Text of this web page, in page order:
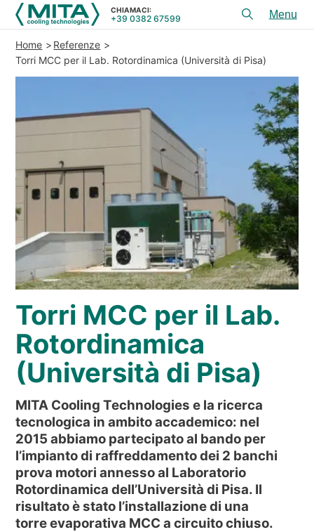
REFERENZE
NEWS & EVENTI
CHI SIAMO
SOSTENIBILITÀ
AREA RISERVATA
IT EN FR DE PL
CHIAMACI:
+39 0382 67599
menu
PRODOTTI
SERVIZI E CONSULENZA
SERVICE
RISORSE
CHIAMACI: +39 0382 67599
Home
Referenze
Torri MCC per il Lab. Rotordinamica (Università di Pisa)
Torri MCC per il Lab.
Rotordinamica
(Università di Pisa)
MITA Cooling Technologies e la ricerca
tecnologica in ambito accademico: nel
2015 abbiamo partecipato al bando per
l’impianto di raffreddamento dei 2 banchi
prova motori annesso al Laboratorio
Rotordinamica dell’Università di Pisa. Il
risultato è stato l’installazione di una
torre evaporativa MCC a circuito chiuso.